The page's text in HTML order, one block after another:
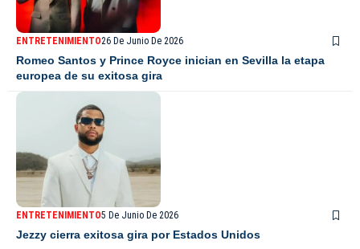
ENTRETENIMIENTO26 De Junio De 2026
Romeo Santos y Prince Royce inician en Sevilla la etapa
europea de su exitosa gira
ENTRETENIMIENTO5 De Junio De 2026
Jezzy cierra exitosa gira por Estados Unidos